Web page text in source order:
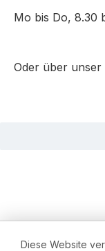
Mo bis Do, 8.30
Oder über unser
Diese Website